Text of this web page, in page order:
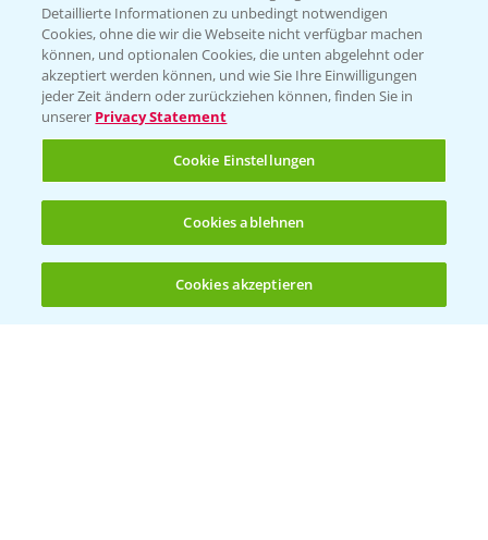
Rapsblütenbehandlung mit Propulse
16.04.2025
(noch 4)
Detaillierte Informationen zu unbedingt notwendigen
Cookies, ohne die wir die Webseite nicht verfügbar machen
können, und optionalen Cookies, die unten abgelehnt oder
akzeptiert werden können, und wie Sie Ihre Einwilligungen
jeder Zeit ändern oder zurückziehen können, finden Sie in
unserer Privacy Statement
Cookie Einstellungen
Cookies ablehnen
Cookies akzeptieren